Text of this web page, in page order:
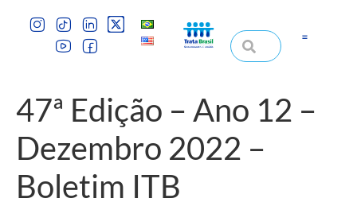
47ª Edição – Ano 12 –
Dezembro 2022 –
Boletim ITB